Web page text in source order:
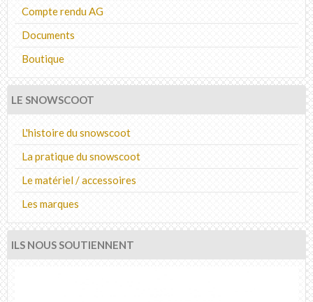
Compte rendu AG
Documents
Boutique
LE SNOWSCOOT
L'histoire du snowscoot
La pratique du snowscoot
Le matériel / accessoires
Les marques
ILS NOUS SOUTIENNENT